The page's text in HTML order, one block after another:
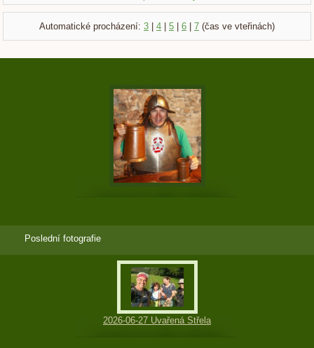
Automatické procházení: 3 | 4 | 5 | 6 | 7 (čas ve vteřinách)
Poslední fotografie
2026-06-27 Uvařená Střela